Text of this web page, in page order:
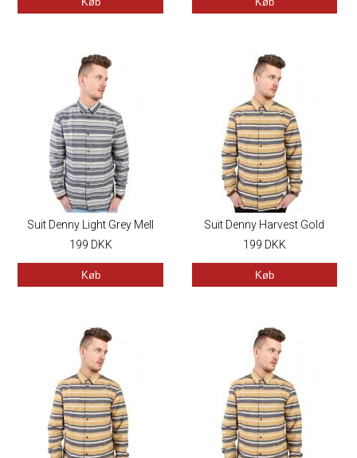
Suit Denny Light Grey Mell
199 DKK
Køb
Suit Denny Harvest Gold
199 DKK
Køb